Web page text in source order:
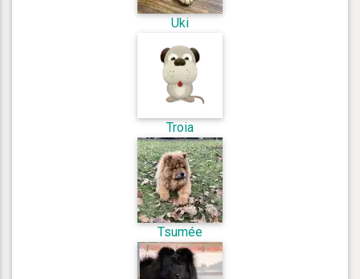
Uki
Troia
Tsumée